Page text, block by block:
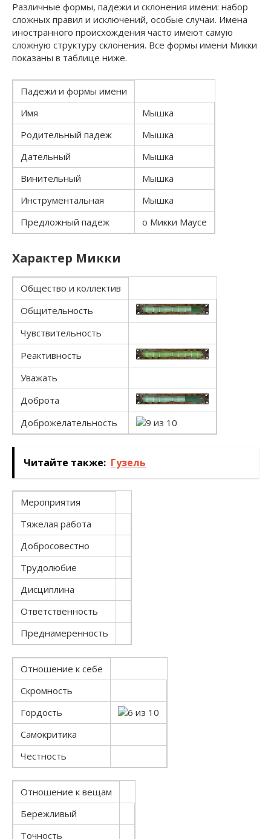
Различные формы, падежи и склонения имени: набор
сложных правил и исключений, особые случаи. Имена
иностранного происхождения часто имеют самую
сложную структуру склонения. Все формы имени Микки
показаны в таблице ниже.
Падежи и формы имени
Имя
Мышка
Родительный падеж
Мышка
Дательный
Мышка
Винительный
Мышка
Инструментальная
Мышка
Предложный падеж
о Микки Маусе
Характер Микки
Общество и коллектив
Общительность
Чувствительность
Реактивность
Уважать
Доброта
Доброжелательность
Читайте также: Гузель
Мероприятия
Тяжелая работа
Добросовестно
Трудолюбие
Дисциплина
Ответственность
Преднамеренность
Отношение к себе
Скромность
Гордость
Самокритика
Честность
Отношение к вещам
Бережливый
Точность